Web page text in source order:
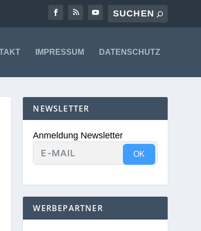
IMPRESSUM DATENSCHUTZ
NEWSLETTER
Anmeldung Newsletter
OK
WERBEPARTNER